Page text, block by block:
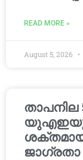
READ MORE »
August 5, 2026
താപനില
ശക്തമായ
ജാഗ്രതാ